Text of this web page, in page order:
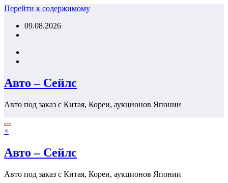
Перейти к содержимому
09.08.2026
Авто – Сейлс
Авто под заказ с Китая, Кореи, аукционов Японии
×
Авто – Сейлс
Авто под заказ с Китая, Кореи, аукционов Японии